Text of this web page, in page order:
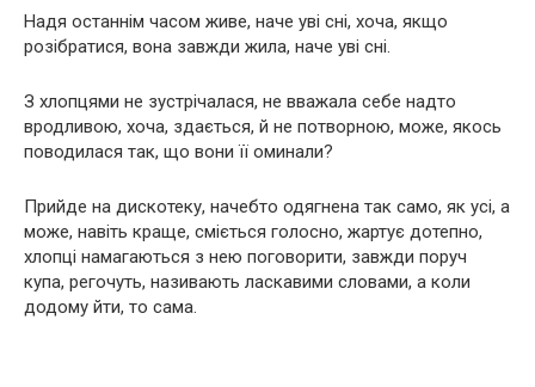
Надя останнім часом живе, наче уві сні, хоча, якщо
розібратися, вона завжди жила, наче уві сні.
З хлопцями не зустрічалася, не вважала себе надто
вродливою, хоча, здається, й не потворною, може, якось
поводилася так, що вони її оминали?
Прийде на дискотеку, начебто одягнена так само, як усі, а
може, навіть краще, сміється голосно, жартує дотепно,
хлопці намагаються з нею поговорити, завжди поруч
купа, регочуть, називають ласкавими словами, а коли
додому йти, то сама.